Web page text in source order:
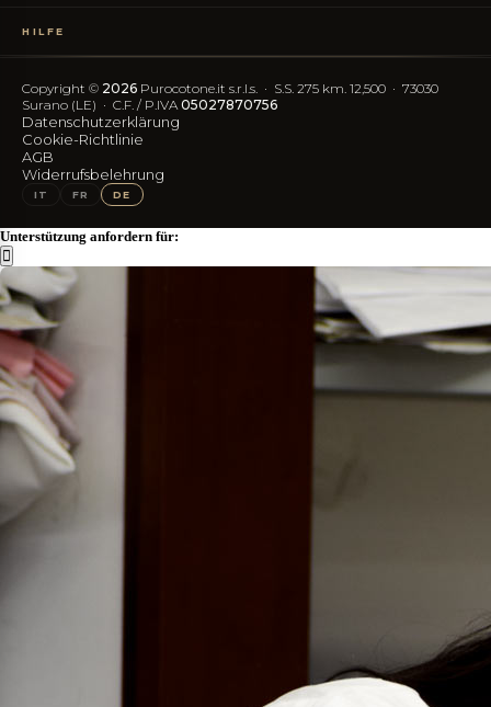
TC300 vs Ägyptische Baumwolle
OEKO-TEX-Zertifizierung
Vereinfachter Widerruf
Trustpilot-Bewertungen
HILFE
FAQ
Versandkosten
FOLGEN SIE UNS
IG FB
Copyright © 2026 Purocotone.it s.r.l.s. · S.S. 275 km. 12,500 · 73030
Surano (LE) · C.F. / P.IVA05027870756
Datenschutzerklärung
Cookie-Richtlinie
AGB
Widerrufsbelehrung
IT FR DE
Unterstützung anfordern für: